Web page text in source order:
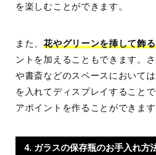
を楽しむことができます。
また、花やグリーンを挿して飾る
ントを加えることもできます。
や書斎などのスペースにおいて
を入れてディスプレイすること
アポイントを作ることができます
4. ガラスの保存瓶のお手入れ方